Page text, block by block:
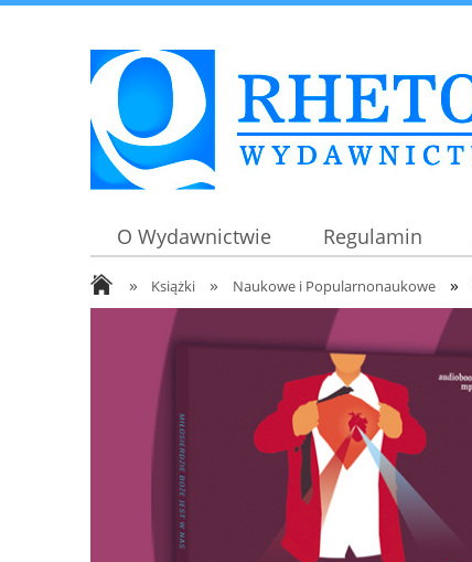
O Wydawnictwie Regulamin
» Książki » Naukowe i Popularnonaukowe »